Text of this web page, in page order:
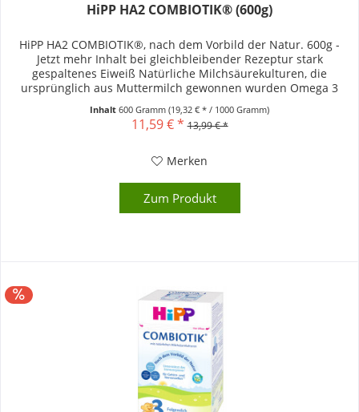
HiPP HA2 COMBIOTIK® (600g)
HiPP HA2 COMBIOTIK®, nach dem Vorbild der Natur. 600g -
Jetzt mehr Inhalt bei gleichbleibender Rezeptur stark
gespaltenes Eiweiß Natürliche Milchsäurekulturen, die
ursprünglich aus Muttermilch gewonnen wurden Omega 3
Inhalt600 Gramm(19,32 € * / 1000 Gramm)
11,59 € * 13,99 € *
Merken
Zum Produkt